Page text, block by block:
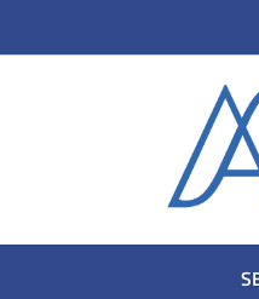
HOME